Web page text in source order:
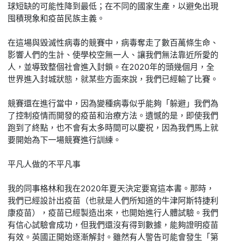
球短缺的可能性降到最低；在不同的國家生產，以避免出現
囤積現象和疫苗民族主義。
在這場與毀滅性病毒的競賽中，病毒奪走了數百萬條生命、
影響人們的生計、使學校空無一人、讓我們無法靠近所愛的
人，並導致整個社會進入封鎖。在2020年的頭幾個月，全
世界進入封城狀態，就某些方面來說，我們已經輸了比賽。
競賽還在進行當中，因為變種病毒似乎能夠「躲避」我們為
了控制疫情而開發的疫苗和治療方法。遺憾的是，即使我們
跑到了終點，也不會有太多時間可以慶祝，因為我們馬上就
要開始為下一場競賽進行訓練。
平凡人做的不平凡事
我的同事格林和我在2020年夏天決定要寫這本書。那時，
我們已經設計出疫苗（也就是人們所知道的牛津阿斯特捷利
康疫苗），疫苗已經製造出來，也開始進行人體試驗。我們
有信心試驗會成功，但我們還沒有得到數據，能夠證明疫苗
有效。英國正開始逐漸解封。雖然有人警告可能會發生「第